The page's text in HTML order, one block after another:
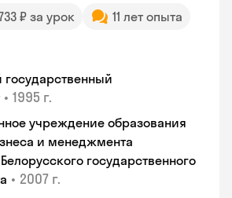
₽ за урок
11 лет опыта
государственный
• 1995 г.
учреждение образования
и менеджмента
государственного
• 2007 г.